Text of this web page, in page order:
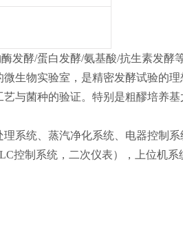
发酵/蛋白发酵/氨基酸/抗生素发酵
生物实验室，是精密发酵试验的
与菌种的验证。特别是粗醪培养基
系统、蒸汽净化系统、电器控制
控制系统，二次仪表），上位机系